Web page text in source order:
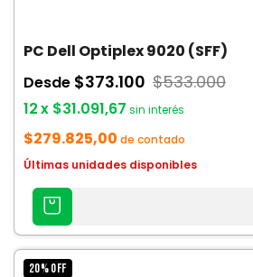
PC Dell Optiplex 9020 (SFF)
Desde $373.100 $533.000
12x $31.091,67 sin interés
$279.825,00 de contado
Últimas unidades disponibles
AGREGAR
CARRITO
20%OFF